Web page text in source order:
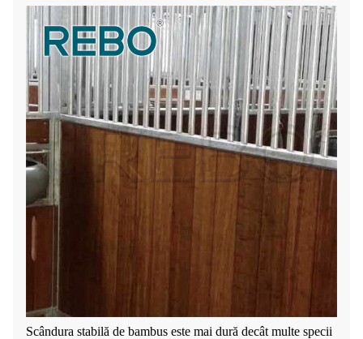
Scândura stabilă de bambus este mai dură decât multe specii